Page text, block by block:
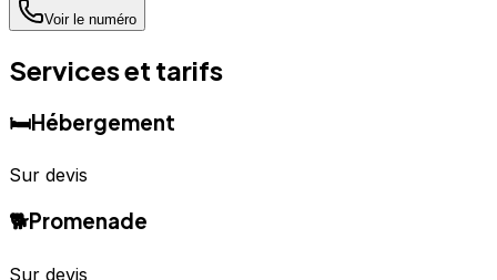
Voir le numéro
Services et tarifs
🛏️Hébergement
Sur devis
🐕Promenade
Sur devis